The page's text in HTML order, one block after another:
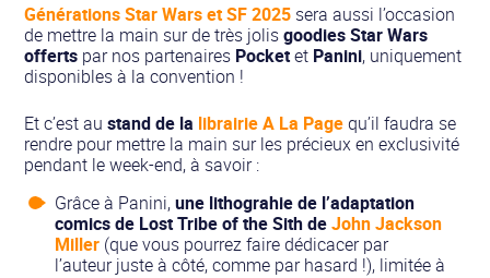
Générations Star Wars et SF 2025 sera aussi l’occasion
de mettre la main sur de très jolisgoodies Star Wars
offerts par nos partenaires Pocketet Panini, uniquement
disponibles à la convention !
Et c’est austand de la librairie A La Pagequ’il faudra se
rendre pour mettre la main sur les précieux en exclusivité
pendant le week-end, à savoir :
Grâce à Panini,une lithograhie de l’adaptation
comics de Lost Tribe of the Sith de John Jackson
Miller (que vous pourrez faire dédicacer par
l’auteur juste à côté, comme par hasard !), limitée à